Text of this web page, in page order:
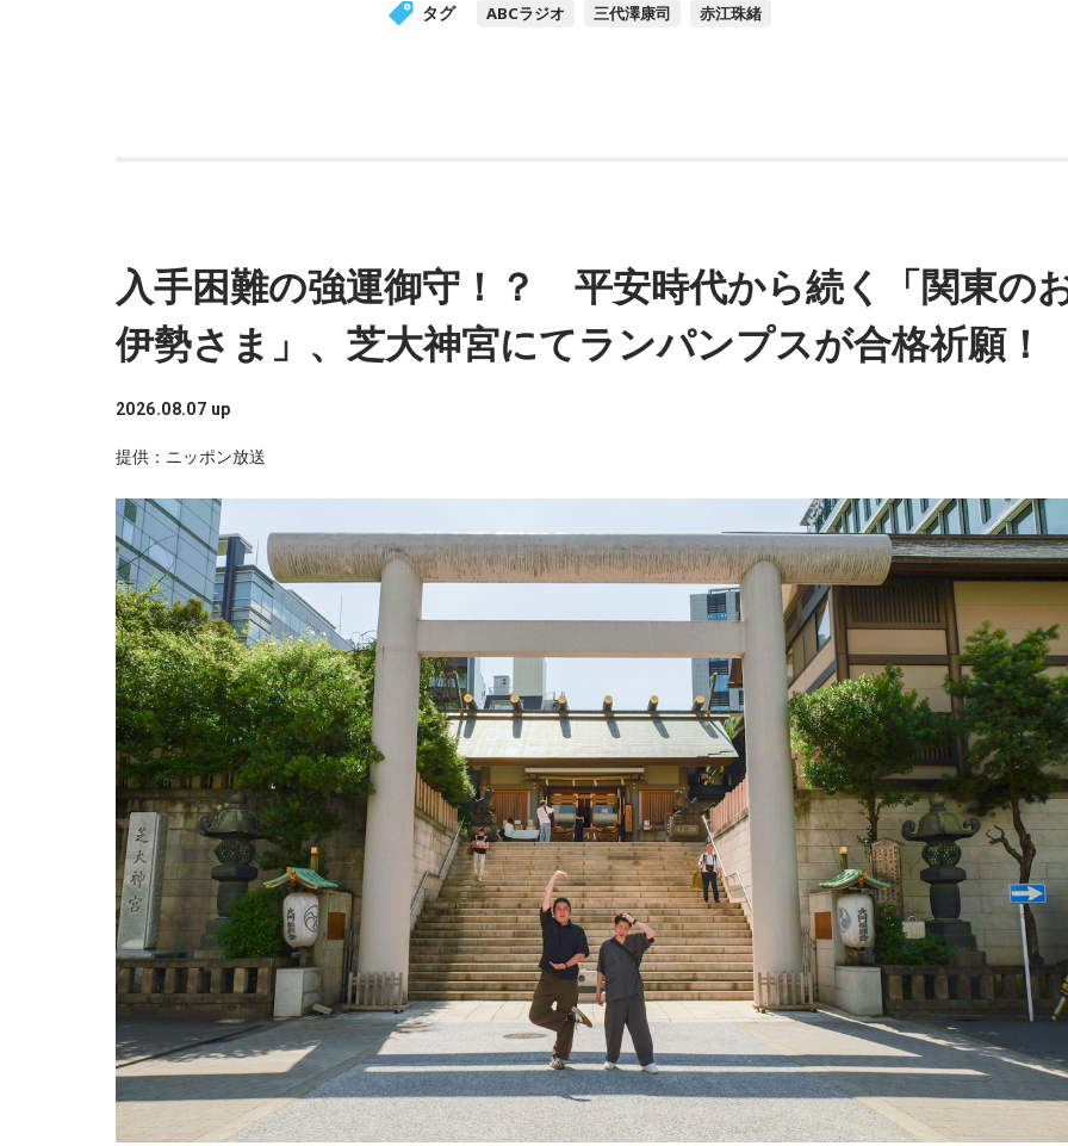
タグ ABCラジオ 三代澤康司 赤江珠緒
入手困難の強運御守！？ 平安時代から続く「関東の
伊勢さま」、芝大神宮にてランパンプスが合格祈願！
2026.08.07 up
提供：ニッポン放送